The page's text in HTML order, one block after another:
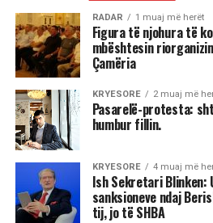
RADAR 1 muaj më herët
Figura të njohura të
mbështesin
Çamëria
KRYESORE 2 muaj më
Pasarelë-protesta:
humbur fillin.
KRYESORE 4 muaj më
Ish Sekretari Blinken:
sanksioneve ndaj
tij, jo të SHBA